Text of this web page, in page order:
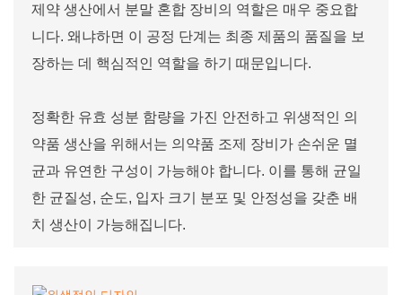
제약 생산에서 분말 혼합 장비의 역할은 매우 중요합
니다. 왜냐하면 이 공정 단계는 최종 제품의 품질을 보
장하는 데 핵심적인 역할을 하기 때문입니다.
정확한 유효 성분 함량을 가진 안전하고 위생적인 ​​의
약품 생산을 위해서는 의약품 조제 장비가 손쉬운 멸
균과 유연한 구성이 가능해야 합니다. 이를 통해 균일
한 균질성, 순도, 입자 크기 분포 및 안정성을 갖춘 배
치 생산이 가능해집니다.